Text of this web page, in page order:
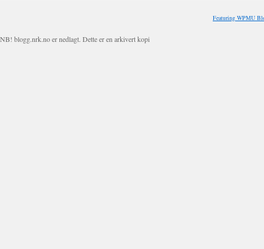
Featuring WPMU
NB! blogg.nrk.no er nedlagt. Dette er en arkivert kopi